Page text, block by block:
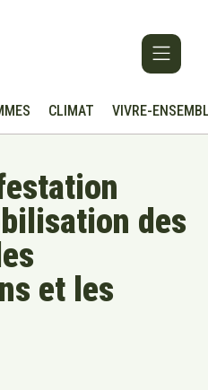
CLIMAT VIVRE-
des
et les